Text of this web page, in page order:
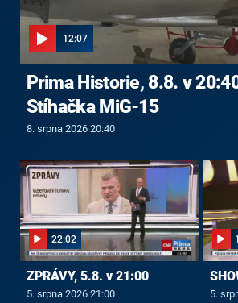
12:07
Prima Historie, 8.8. v
Stíhačka MiG-15
8. srpna 2026 20:40
22:02
ZPRÁVY, 5.8. v 21:00
5. srpna 2026 21:00 5.